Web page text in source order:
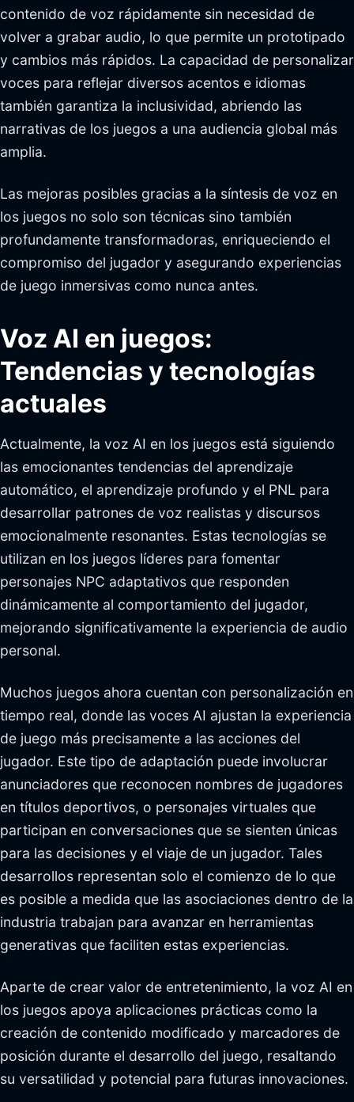
contenido de voz rápidamente sin necesidad de
volver a grabar audio, lo que permite un prototipado
y cambios más rápidos. La capacidad de personalizar
voces para reflejar diversos acentos e idiomas
también garantiza la inclusividad, abriendo las
narrativas de los juegos a una audiencia global más
amplia.
Las mejoras posibles gracias a la síntesis de voz en
los juegos no solo son técnicas sino también
profundamente transformadoras, enriqueciendo el
compromiso del jugador y asegurando experiencias
de juego inmersivas como nunca antes.
Voz AI en juegos:
Tendencias y tecnologías
actuales
Actualmente, la voz AI en los juegos está siguiendo
las emocionantes tendencias del aprendizaje
automático, el aprendizaje profundo y el PNL para
desarrollar patrones de voz realistas y discursos
emocionalmente resonantes. Estas tecnologías se
utilizan en los juegos líderes para fomentar
personajes NPC adaptativos que responden
dinámicamente al comportamiento del jugador,
mejorando significativamente la experiencia de audio
personal.
Muchos juegos ahora cuentan con personalización en
tiempo real, donde las voces AI ajustan la experiencia
de juego más precisamente a las acciones del
jugador. Este tipo de adaptación puede involucrar
anunciadores que reconocen nombres de jugadores
en títulos deportivos, o personajes virtuales que
participan en conversaciones que se sienten únicas
para las decisiones y el viaje de un jugador. Tales
desarrollos representan solo el comienzo de lo que
es posible a medida que las asociaciones dentro de la
industria trabajan para avanzar en herramientas
generativas que faciliten estas experiencias.
Aparte de crear valor de entretenimiento, la voz AI en
los juegos apoya aplicaciones prácticas como la
creación de contenido modificado y marcadores de
posición durante el desarrollo del juego, resaltando
su versatilidad y potencial para futuras innovaciones.